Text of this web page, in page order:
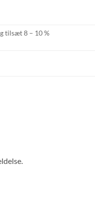
tilsæt 8 – 10 %